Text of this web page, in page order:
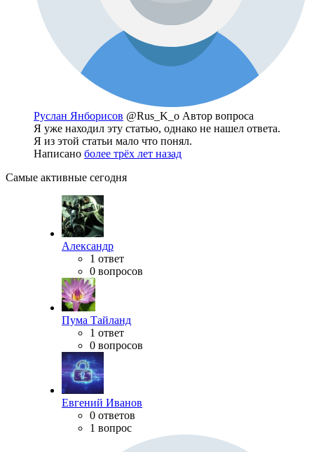
Руслан Янборисов @Rus_K_o Автор вопроса
Я уже находил эту статью, однако не нашел ответа.
Я из этой статьи мало что понял.
Написано более трёх лет назад
Самые активные сегодня
Александр
1 ответ
0 вопросов
Пума Тайланд
1 ответ
0 вопросов
Евгений Иванов
0 ответов
1 вопрос